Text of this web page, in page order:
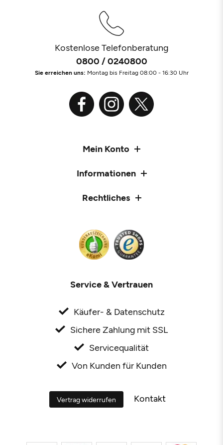
Kostenlose Telefonberatung
0800 / 0240800
Sie erreichen uns: Montag bis Freitag 08:00 - 16:30 Uhr
Mein Konto
Informationen
Rechtliches
Service & Vertrauen
Käufer- & Datenschutz
Sichere Zahlung mit SSL
Servicequalität
Von Kunden für Kunden
Vertrag widerrufen Kontakt